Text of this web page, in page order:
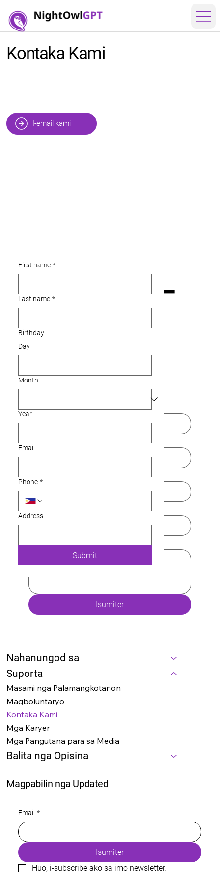
Kontaka Kami
I-email kami
Makig-
angot
Telepono
Isumiter
First name *
Last name *
Birthday
Day
Month
Year
Email
Phone *
Address
Submit
Nahanungod sa
Suporta
Masami nga Palamangkotanon
Magboluntaryo
Kontaka Kami
Mga Karyer
Mga Pangutana para sa Media
Balita nga Opisina
Magpabilin nga Updated
Email *
Isumiter
Huo, i-subscribe ako sa imo newsletter.